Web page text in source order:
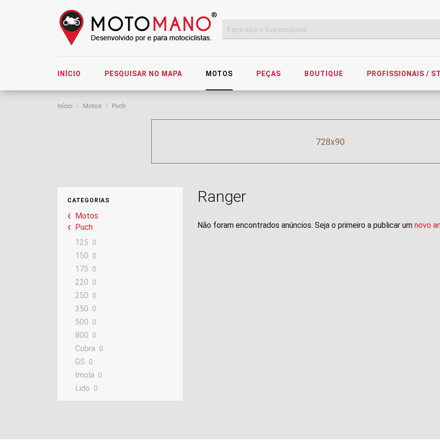
INÍCIO PESQUISAR NO MAPA MOTOS PEÇAS BOUTIQUE PROFISSIONAIS /
Início Motos Puch
728x90
CATEGORIAS
Motos
Puch
125
0
150 0
175 0
220 0
250 0
350 0
500 0
800 0
Cobra 0
GS 0
Imola 0
Lido 0
Ranger
Não foram encontrados anúncios. Seja o primeiro a publicar um novo